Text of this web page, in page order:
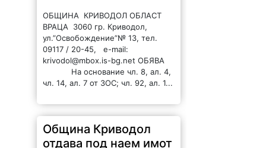
ОБЩИНА КРИВОДОЛ ОБЛАСТ
ВРАЦА 3060 гр. Криводол,
ул.”Освобождение”№ 13, тел.
09117 / 20-45, e-mail:
krivodol@mbox.is-bg.net ОБЯВА
На основание чл. 8, ал. 4,
чл. 14, ал. 7 от ЗОС; чл. 92, ал. 1...
Община Криводол
отдава под наем имот